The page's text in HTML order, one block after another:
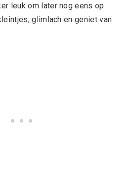
leuk om later nog eens op
glimlach en geniet van